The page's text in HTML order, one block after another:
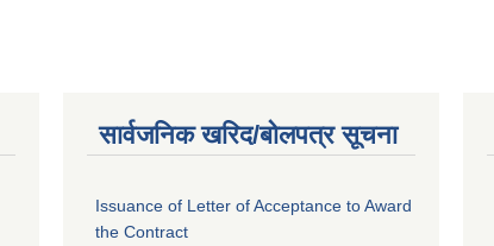
सार्वजनिक खरिद/बोलपत्र सूचना
Issuance of Letter of Acceptance to Award
the Contract